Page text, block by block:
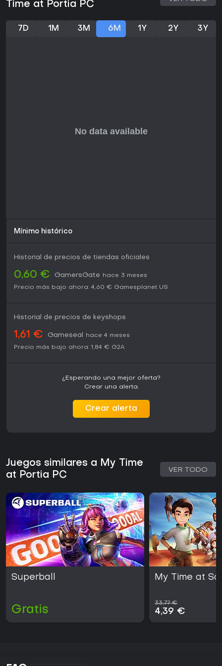
relajado, aunque algunos señalan problemas de pacing en
y elementos sociales al estilo de Stardew Valley, es una
elección sólida para sesiones largas con cientos de horas
Time at Portia PC
7D 1M 3M 6M 1Y 2Y 3Y
Mínimo histórico
Historial de precios de tiendas oficiales
0,60 € GamersGate
hace 3 meses
Precio más bajo ahora: 4,60 € Gamesplanet US
Historial de precios de keyshops
1,61 € Gameseal
hace 4 meses
Precio más bajo ahora: 1,84 € G2A
¿Esperando una mejor oferta?
Crear una alerta.
Crear alerta
Juegos similares a My Time
at Portia PC
VER TODO
Superball
Gratis
My Time at
33,77 €
4,39 €